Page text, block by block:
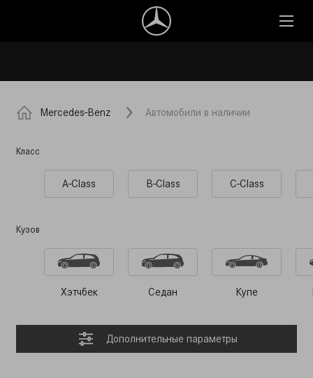
Mercedes-Benz Автомобили в наличии
Класс
A-Class B-Class C-Class
Кузов
Хэтчбек Седан Купе
Дополнительные параметры